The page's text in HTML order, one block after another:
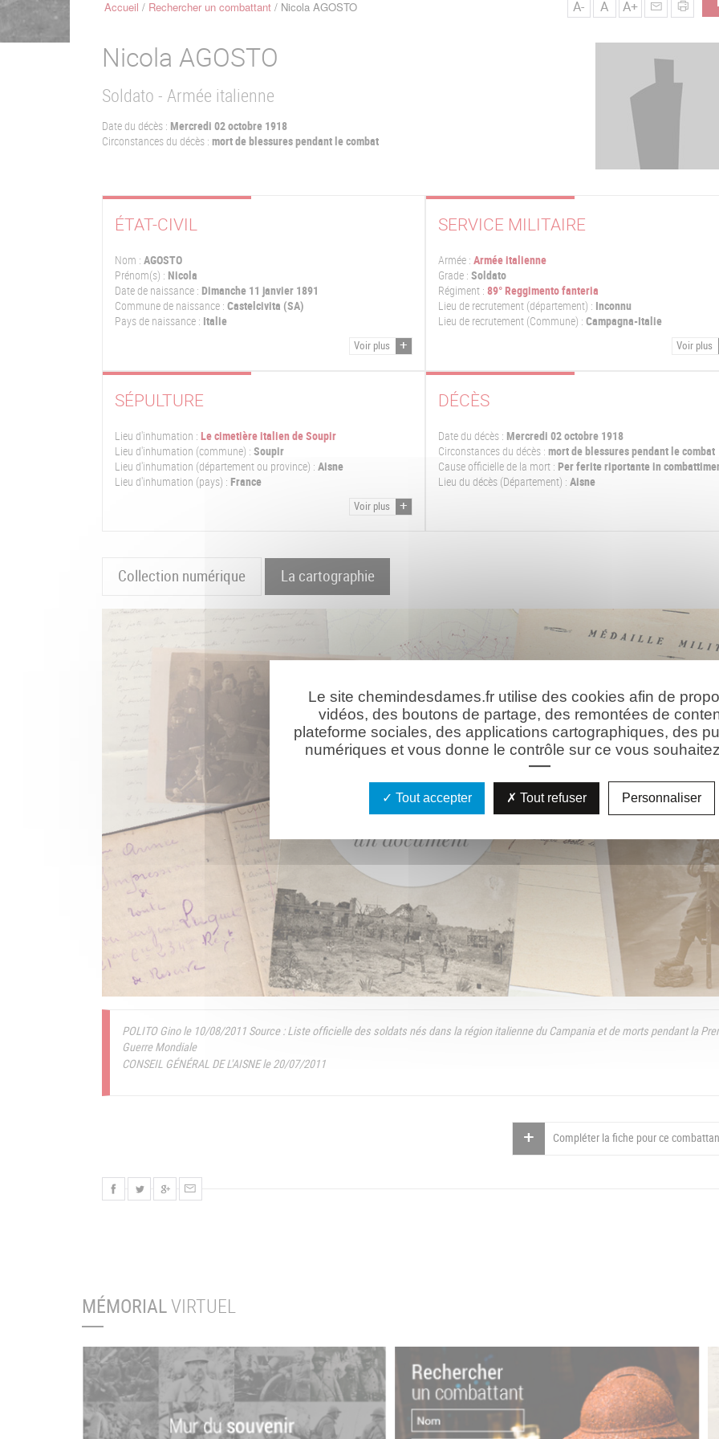
FilAccueil Rechercher un combattant Nicola AGOSTO A- A A+
Nicola AGOSTO
Soldato - Armée italienne
Date du décès : Mercredi 02 octobre 1918
Circonstances du décès : mort de blessures pendant le combat
ÉTAT-CIVIL
Nom : AGOSTO
Prénom(s) : Nicola
Date de naissance : Dimanche 11 janvier 1891
Commune de naissance : Castelcivita (SA)
Pays de naissance : Italie
Voir plus
SERVICE MILITAIRE
Armée : Armée italienne
Grade : Soldato
Régiment : 89° Reggimento fanteria
Lieu de recrutement (département) : Inconnu
Lieu de recrutement (Commune) : Campagna-Italie
Voir plus
SÉPULTURE
Lieu d'inhumation : Le cimetière italien de Soupir
Lieu d'inhumation (commune) : Soupir
Lieu d'inhumation (département ou province) : Aisne
Lieu d'inhumation (pays) : France
Voir plus
DÉCÈS
Date du décès : Mercredi 02 octobre 1918
Circonstances du décès : mort de blessures pendant le combat
Cause officielle de la mort : Per ferite riportante in
Lieu du décès (Département) : Aisne
Collection numérique La cartographie
POLITO Gino le 10/08/2011 Source : Liste officielle des soldats nés dans la région italienne du Campania et de morts pendant la
Guerre Mondiale
CONSEIL GÉNÉRAL DE L'AISNE le 20/07/2011
Compléter la fiche pour ce
MÉMORIALVIRTUEL
Le site chemindesdames.fr utilise des cookies afin de
vidéos, des boutons de partage, des remontées de
plateforme sociales, des applications cartographiques, des
numériques et vous donne le contrôle sur ce vous
Tout accepter Tout refuser Personnaliser